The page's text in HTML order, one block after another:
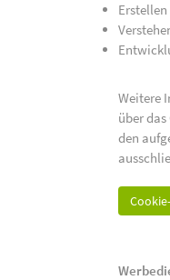
Weitere
über
den